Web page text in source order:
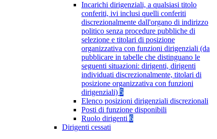
Incarichi dirigenziali, a qualsiasi titolo
conferiti, ivi inclusi quelli conferiti
discrezionalmente dall'organo di indirizzo
politico senza procedure pubbliche di
selezione e titolari di posizione
organizzativa con funzioni dirigenziali (da
pubblicare in tabelle che distinguano le
seguenti situazioni: dirigenti, dirigenti
individuati discrezionalmente, titolari di
posizione organizzativa con funzioni
dirigenziali) 5
Elenco posizioni dirigenziali discrezionali
Posti di funzione disponibili
Ruolo dirigenti 6
Dirigenti cessati